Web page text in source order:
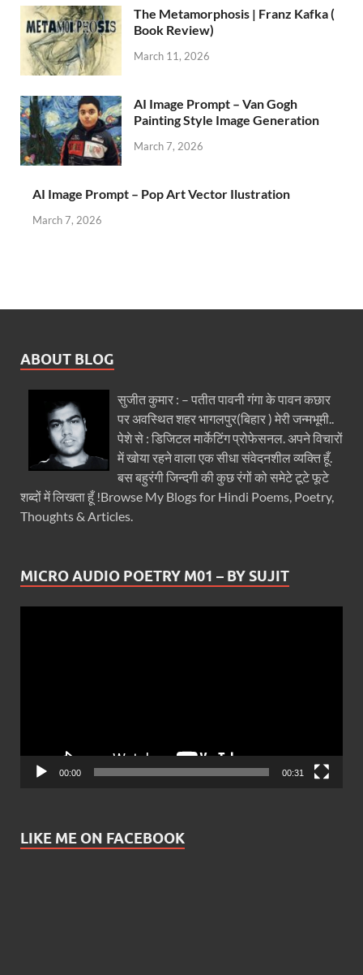
The Metamorphosis | Franz Kafka (
Book Review)
March 11, 2026
AI Image Prompt – Van Gogh
Painting Style Image Generation
March 7, 2026
AI Image Prompt – Pop Art Vector Ilustration
March 7, 2026
ABOUT BLOG
सुजीत कुमार : – पतीत पावनी गंगा के पावन कछार
पर अवस्थित शहर भागलपुर(बिहार ) मेरी जन्मभूमी..
पेशे से : डिजिटल मार्केटिंग प्रोफेसनल. अपने विचारों
में खोया रहने वाला एक सीधा संवेदनशील व्यक्ति हूँ.
बस बहुरंगी जिन्दगी की कुछ रंगों को समेटे टूटे फूटे
शब्दों में लिखता हूँ !Browse My Blogs for Hindi Poems, Poetry,
Thoughts & Articles.
MICRO AUDIO POETRY M01 – BY SUJIT
00:00 00:31
LIKE ME ON FACEBOOK